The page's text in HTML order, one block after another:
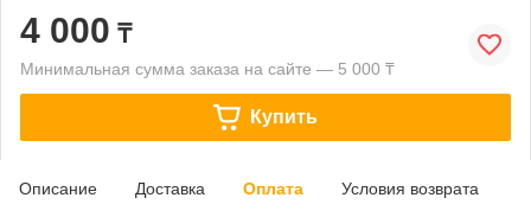
4 000 ₸
Минимальная сумма заказа на сайте — 5 000 ₸
Купить
Описание Доставка Оплата Условия возврата